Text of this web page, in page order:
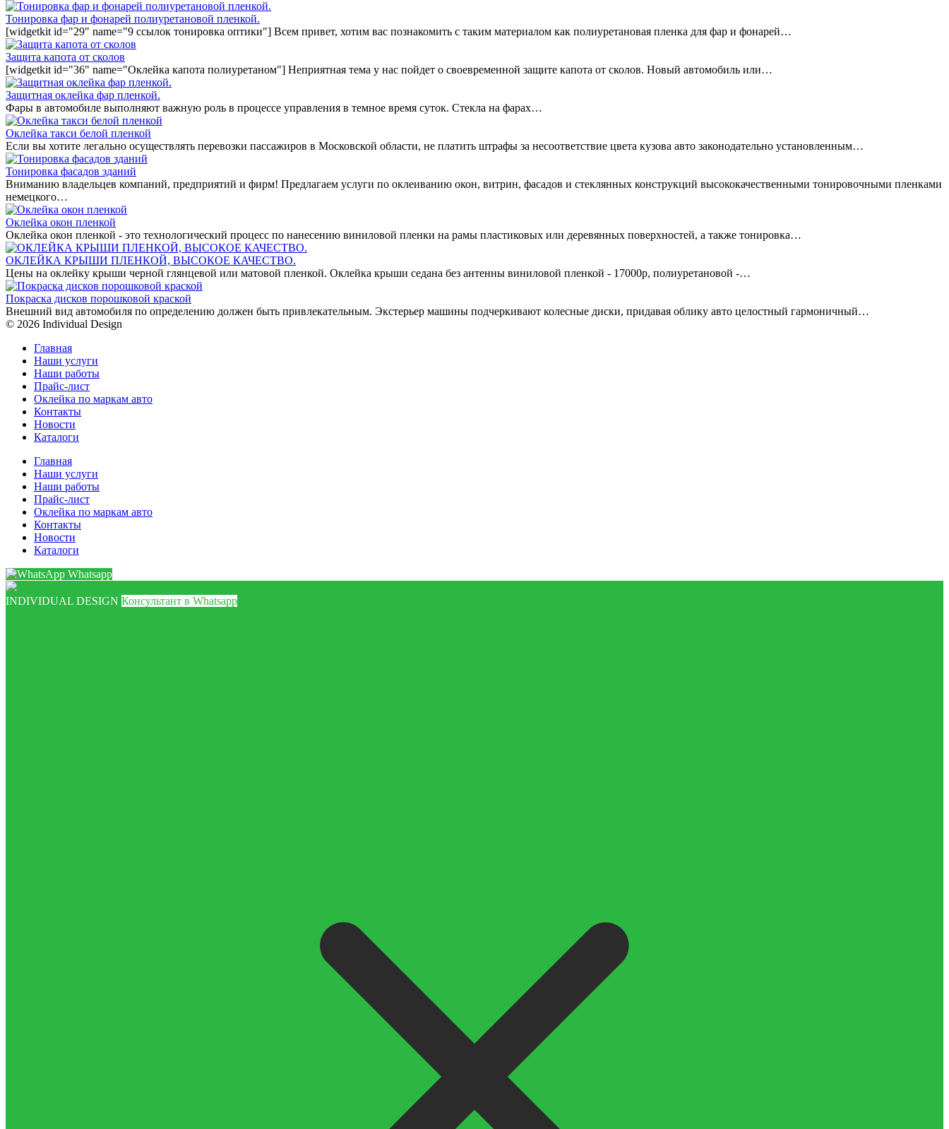
Тонировка фар и фонарей полиуретановой пленкой.
[widgetkit id="29" name="9 ссылок тонировка оптики"] Всем привет, хотим вас познакомить с таким материалом как полиуретановая пленка для фар и фонарей…
Защита капота от сколов
[widgetkit id="36" name="Оклейка капота полиуретаном"] Неприятная тема у нас пойдет о своевременной защите капота от сколов. Новый автомобиль или…
Защитная оклейка фар пленкой.
Фары в автомобиле выполняют важную роль в процессе управления в темное время суток. Стекла на фарах…
Оклейка такси белой пленкой
Если вы хотите легально осуществлять перевозки пассажиров в Московской области, не платить штрафы за несоответствие цвета кузова авто законодательно установленным…
Тонировка фасадов зданий
Вниманию владельцев компаний, предприятий и фирм! Предлагаем услуги по оклеиванию окон, витрин, фасадов и стеклянных конструкций высококачественными тонировочными пленками
немецкого…
Оклейка окон пленкой
Оклейка окон пленкой - это технологический процесс по нанесению виниловой пленки на рамы пластиковых или деревянных поверхностей, а также тонировка…
ОКЛЕЙКА КРЫШИ ПЛЕНКОЙ, ВЫСОКОЕ КАЧЕСТВО.
Цены на оклейку крыши черной глянцевой или матовой пленкой. Оклейка крыши седана без антенны виниловой пленкой - 17000р, полиуретановой -…
Покраска дисков порошковой краской
Внешний вид автомобиля по определению должен быть привлекательным. Экстерьер машины подчеркивают колесные диски, придавая облику авто целостный гармоничный…
© 2026 Individual Design
Главная
Наши услуги
Наши работы
Прайс-лист
Оклейка по маркам авто
Контакты
Новости
Каталоги
Главная
Наши услуги
Наши работы
Прайс-лист
Оклейка по маркам авто
Контакты
Новости
Каталоги
Whatsapp
INDIVIDUAL DESIGN Консультант в Whatsapp